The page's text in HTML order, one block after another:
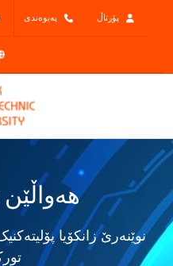
پۆرتاڵ پەیوەندی
نوێنەرێ زانکۆیا